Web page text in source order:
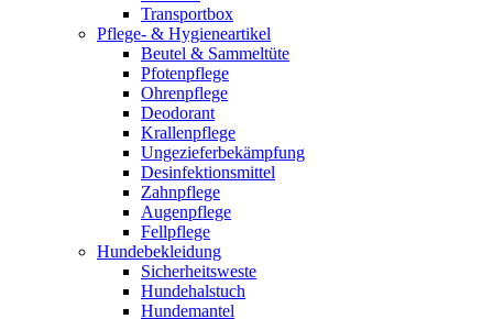
Transportbox
Pflege- & Hygieneartikel
Beutel & Sammeltüte
Pfotenpflege
Ohrenpflege
Deodorant
Krallenpflege
Ungezieferbekämpfung
Desinfektionsmittel
Zahnpflege
Augenpflege
Fellpflege
Hundebekleidung
Sicherheitsweste
Hundehalstuch
Hundemantel